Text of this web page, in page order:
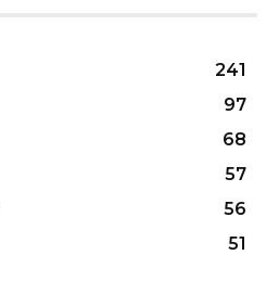
241
97
68
57
56
51